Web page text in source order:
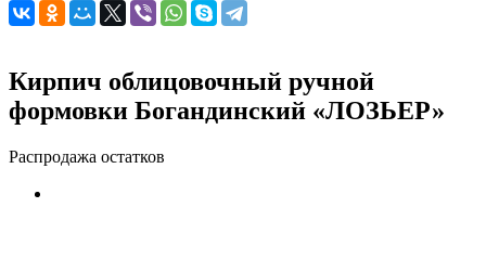
Кирпич облицовочный ручной
формовки Богандинский «ЛОЗЬЕР»
Распродажа остатков